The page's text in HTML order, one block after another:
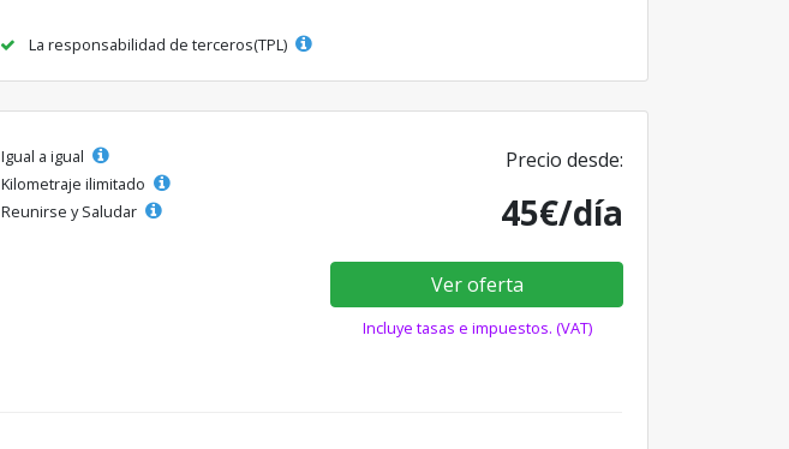
La responsabilidad de terceros(TPL)
Igual a igual
Kilometraje ilimitado
Reunirse y Saludar
Precio desde:
45€/día
Ver oferta
Incluye tasas e impuestos. (VAT)